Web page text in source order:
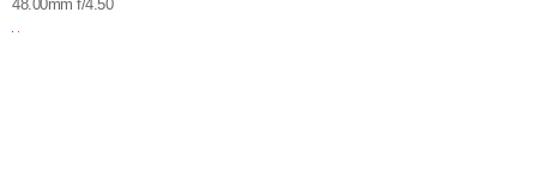
48.00mm f/4.50